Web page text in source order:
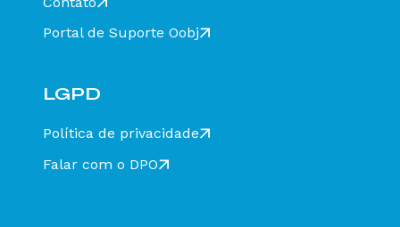
Portal de Suporte Oobj
LGPD
Política de privacidade
Falar com o DPO